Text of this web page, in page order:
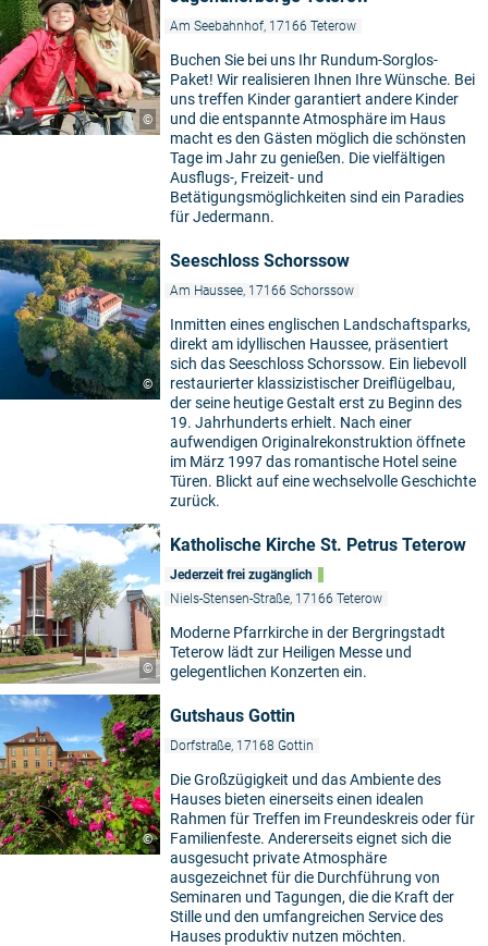
©
Am Seebahnhof, 17166 Teterow
Buchen Sie bei uns Ihr Rundum-Sorglos-
Paket! Wir realisieren Ihnen Ihre Wünsche. Bei
uns treffen Kinder garantiert andere Kinder
und die entspannte Atmosphäre im Haus
macht es den Gästen möglich die schönsten
Tage im Jahr zu genießen. Die vielfältigen
Ausflugs-, Freizeit- und
Betätigungsmöglichkeiten sind ein Paradies
für Jedermann.
©
Seeschloss Schorssow
Am Haussee, 17166 Schorssow
Inmitten eines englischen Landschaftsparks,
direkt am idyllischen Haussee, präsentiert
sich das Seeschloss Schorssow. Ein liebevoll
restaurierter klassizistischer Dreiflügelbau,
der seine heutige Gestalt erst zu Beginn des
19. Jahrhunderts erhielt. Nach einer
aufwendigen Originalrekonstruktion öffnete
im März 1997 das romantische Hotel seine
Türen. Blickt auf eine wechselvolle Geschichte
zurück.
©
Katholische Kirche St. Petrus Teterow
Jederzeit frei zugänglich
Niels-Stensen-Straße, 17166 Teterow
Moderne Pfarrkirche in der Bergringstadt
Teterow lädt zur Heiligen Messe und
gelegentlichen Konzerten ein.
©
Gutshaus Gottin
Dorfstraße, 17168 Gottin
Die Großzügigkeit und das Ambiente des
Hauses bieten einerseits einen idealen
Rahmen für Treffen im Freundeskreis oder für
Familienfeste. Andererseits eignet sich die
ausgesucht private Atmosphäre
ausgezeichnet für die Durchführung von
Seminaren und Tagungen, die die Kraft der
Stille und den umfangreichen Service des
Hauses produktiv nutzen möchten.